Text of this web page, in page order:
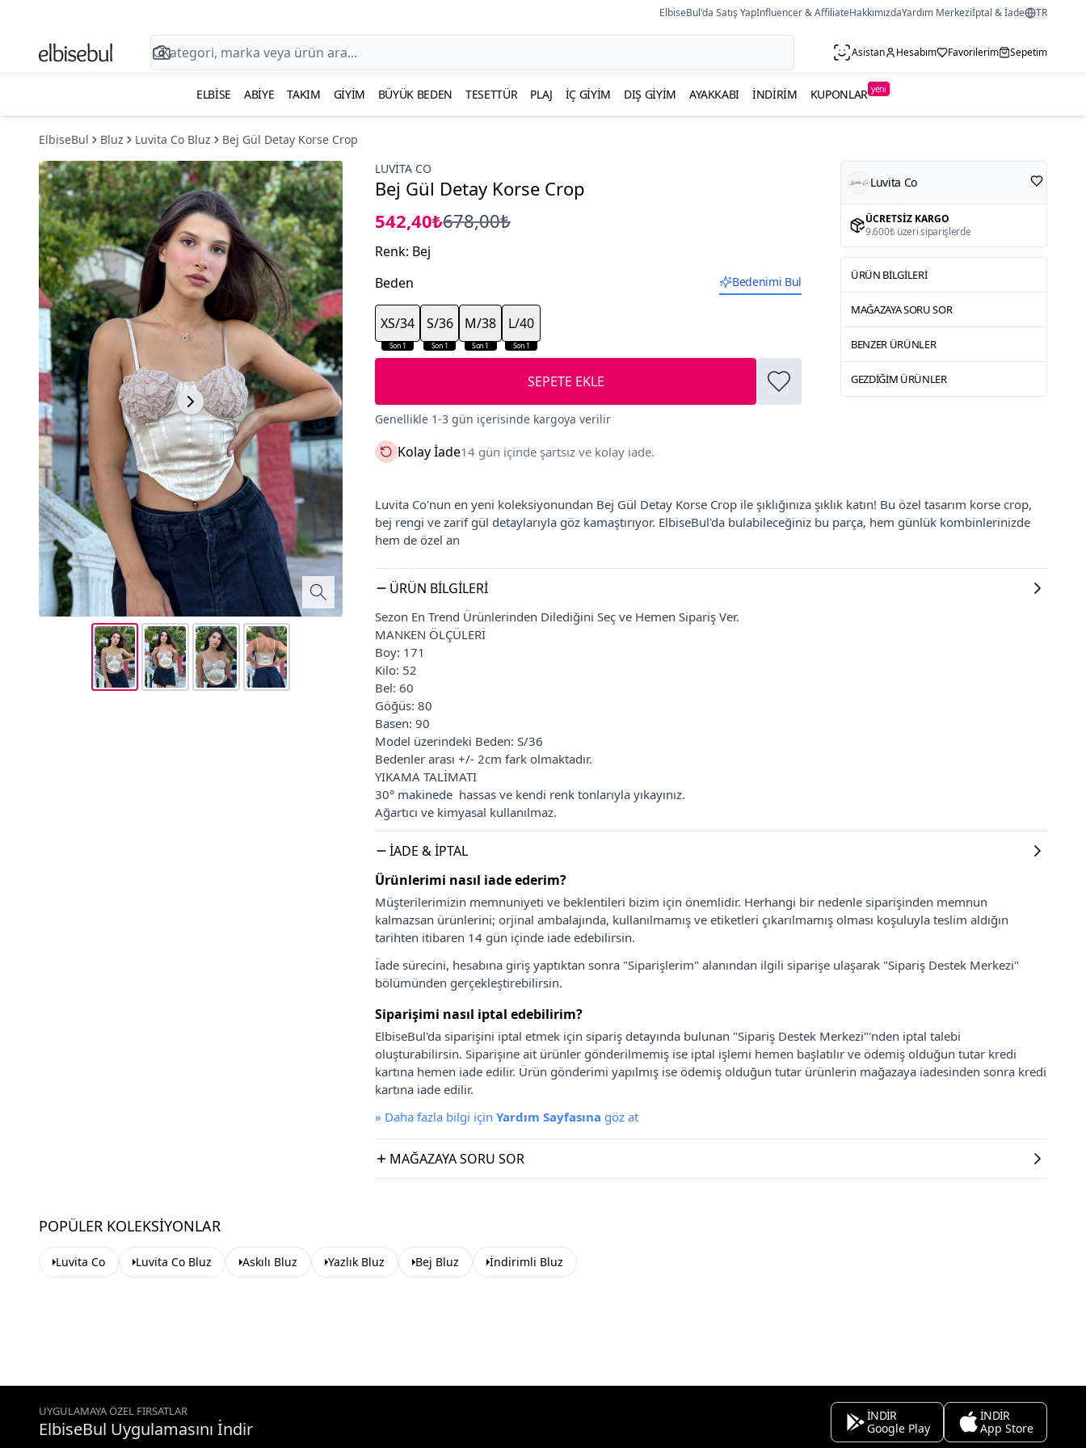
ElbiseBul'da Satış YapInfluencer & AffiliateHakkımızdaYardım Merkeziİptal & İade TR
Asistan Hesabım Favorilerim Sepetim
ELBISE ABIYE TAKIM GIYIM BÜYÜK BEDEN TESETTÜR PLAJ İÇ GIYIM DIŞ GIYIM AYAKKABI İNDIRIM KUPONLAR yeni
ElbiseBul Bluz Luvita Co Bluz
Bej Gül Detay Korse Crop
LUVITA CO
Bej Gül Detay Korse Crop
542,40₺678,00₺
Renk: Bej
Beden
Bedenimi Bul
Son 1
XS/34
Son 1
S/36
Son 1
M/38
Son 1
L/40
SEPETE EKLE
Genellikle 1-3 gün içerisinde kargoya verilir
Kolay İade14 gün içinde şartsız ve kolay iade.
Luvita Co
ÜCRETSIZ KARGO
9.600₺ üzeri siparişlerde
ÜRÜN BILGILERI
MAĞAZAYA SORU SOR
BENZER ÜRÜNLER
GEZDIĞIM ÜRÜNLER
Luvita Co'nun en yeni koleksiyonundan Bej Gül Detay Korse Crop ile şıklığınıza şıklık katın! Bu özel tasarım korse crop,
bej rengi ve zarif gül detaylarıyla göz kamaştırıyor. ElbiseBul'da bulabileceğiniz bu parça, hem günlük kombinlerinizde
hem de özel an
ÜRÜN BILGILERI
Sezon En Trend Ürünlerinden Dilediğini Seç ve Hemen Sipariş Ver.
MANKEN ÖLÇÜLERİ
Boy: 171
Kilo: 52
Bel: 60
Göğüs: 80
Basen: 90
Model üzerindeki Beden: S/36
Bedenler arası +/- 2cm fark olmaktadır.
YIKAMA TALİMATI
30° makinede hassas ve kendi renk tonlarıyla yıkayınız.
Ağartıcı ve kimyasal kullanılmaz.
İADE & İPTAL
Ürünlerimi nasıl iade ederim?
Müşterilerimizin memnuniyeti ve beklentileri bizim için önemlidir. Herhangi bir nedenle siparişinden memnun
kalmazsan ürünlerini; orjinal ambalajında, kullanılmamış ve etiketleri çıkarılmamış olması koşuluyla teslim aldığın
tarihten itibaren 14 gün içinde iade edebilirsin.
İade sürecini, hesabına giriş yaptıktan sonra "Siparişlerim" alanından ilgili siparişe ulaşarak "Sipariş Destek Merkezi"
bölümünden gerçekleştirebilirsin.
Siparişimi nasıl iptal edebilirim?
ElbiseBul'da siparişini iptal etmek için sipariş detayında bulunan "Sipariş Destek Merkezi"'nden iptal talebi
oluşturabilirsin. Siparişine ait ürünler gönderilmemiş ise iptal işlemi hemen başlatılır ve ödemiş olduğun tutar kredi
kartına hemen iade edilir. Ürün gönderimi yapılmış ise ödemiş olduğun tutar ürünlerin mağazaya iadesinden sonra kredi
kartına iade edilir.
» Daha fazla bilgi için Yardım Sayfasına göz at
MAĞAZAYA SORU SOR
POPÜLER KOLEKSIYONLAR
Luvita Co Luvita Co Bluz Askılı Bluz Yazlık Bluz Bej Bluz İndirimli Bluz
UYGULAMAYA ÖZEL FIRSATLAR
ElbiseBul Uygulamasını İndir
İNDİR
Google Play
İNDİR
App Store